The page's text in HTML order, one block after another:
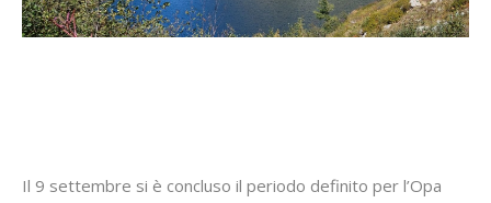
Il 9 settembre si è concluso il periodo definito per l’Opa